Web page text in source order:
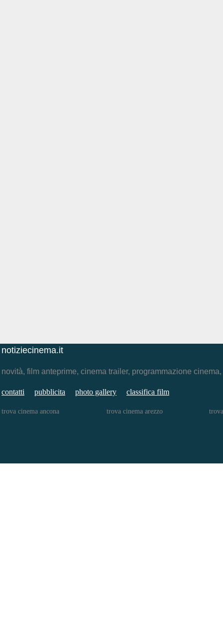
notiziecinema.it
novità, film anteprime, cinema trailer, programmazione
contatti pubblicita photo gallery classifica film
trova cinema ancona trova cinema arezzo